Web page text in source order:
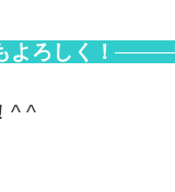
よろしく！
^ ^